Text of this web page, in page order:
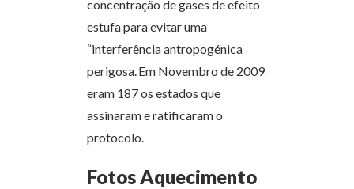
concentração de gases de efeito
estufa para evitar uma
“interferência antropogénica
perigosa. Em Novembro de 2009
eram 187 os estados que
assinaram e ratificaram o
protocolo.
Fotos Aquecimento